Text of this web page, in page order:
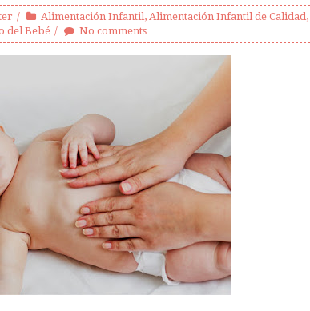
Alimentación Infantil, Alimentación Infantil de Calidad,
del Bebé No comments